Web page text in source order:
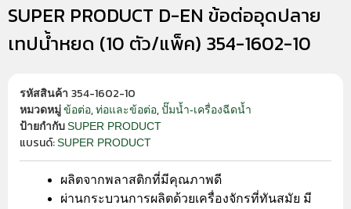
SUPER PRODUCT D-EN ข้อต่ออุดปลาย
เทปน้ำหยด (10 ตัว/แพ็ค) 354-1602-10
รหัสสินค้า 354-1602-10
หมวดหมู่ ข้อต่อ,ท่อและข้อต่อ,ปั๊มน้ำ-เครื่องฉีดน้ำ
ป้ายกำกับ SUPER PRODUCT
แบรนด์:SUPER PRODUCT
ผลิตจากพลาสติกที่มีคุณภาพดี
ผ่านกระบวนการผลิตด้วยเครื่องจักรที่ทันสมัย มี